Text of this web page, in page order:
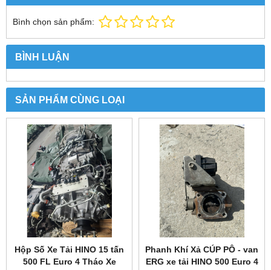
Bình chọn sản phẩm:
BÌNH LUẬN
SẢN PHẨM CÙNG LOẠI
Hộp Số Xe Tải HINO 15 tấn
500 FL Euro 4 Tháo Xe
Phanh Khí Xả CÚP PÔ - van
ERG xe tải HINO 500 Euro 4